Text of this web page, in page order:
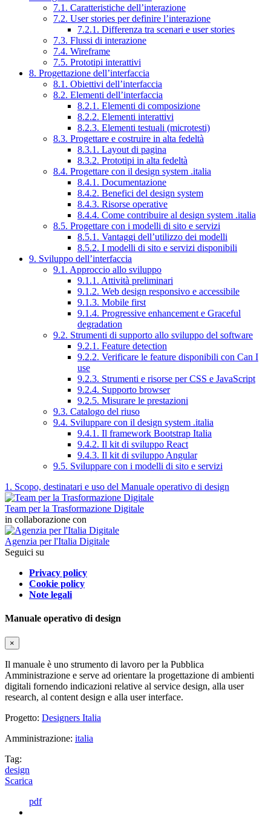
7.1. Caratteristiche dell’interazione
7.2. User stories per definire l’interazione
7.2.1. Differenza tra scenari e user stories
7.3. Flussi di interazione
7.4. Wireframe
7.5. Prototipi interattivi
8. Progettazione dell’interfaccia
8.1. Obiettivi dell’interfaccia
8.2. Elementi dell’interfaccia
8.2.1. Elementi di composizione
8.2.2. Elementi interattivi
8.2.3. Elementi testuali (microtesti)
8.3. Progettare e costruire in alta fedeltà
8.3.1. Layout di pagina
8.3.2. Prototipi in alta fedeltà
8.4. Progettare con il design system .italia
8.4.1. Documentazione
8.4.2. Benefici del design system
8.4.3. Risorse operative
8.4.4. Come contribuire al design system .italia
8.5. Progettare con i modelli di sito e servizi
8.5.1. Vantaggi dell’utilizzo dei modelli
8.5.2. I modelli di sito e servizi disponibili
9. Sviluppo dell’interfaccia
9.1. Approccio allo sviluppo
9.1.1. Attività preliminari
9.1.2. Web design responsivo e accessibile
9.1.3. Mobile first
9.1.4. Progressive enhancement e Graceful
degradation
9.2. Strumenti di supporto allo sviluppo del software
9.2.1. Feature detection
9.2.2. Verificare le feature disponibili con Can I
use
9.2.3. Strumenti e risorse per CSS e JavaScript
9.2.4. Supporto browser
9.2.5. Misurare le prestazioni
9.3. Catalogo del riuso
9.4. Sviluppare con il design system .italia
9.4.1. Il framework Bootstrap Italia
9.4.2. Il kit di sviluppo React
9.4.3. Il kit di sviluppo Angular
9.5. Sviluppare con i modelli di sito e servizi
1. Scopo, destinatari e uso del Manuale operativo di design
Team per la Trasformazione Digitale
in collaborazione con
Agenzia per l'Italia Digitale
Seguici su
Privacy policy
Cookie policy
Note legali
Manuale operativo di design
×
Il manuale è uno strumento di lavoro per la Pubblica
Amministrazione e serve ad orientare la progettazione di ambienti
digitali fornendo indicazioni relative al service design, alla user
research, al content design e alla user interface.
Progetto: Designers Italia
Amministrazione: italia
Tag:
design
Scarica
pdf